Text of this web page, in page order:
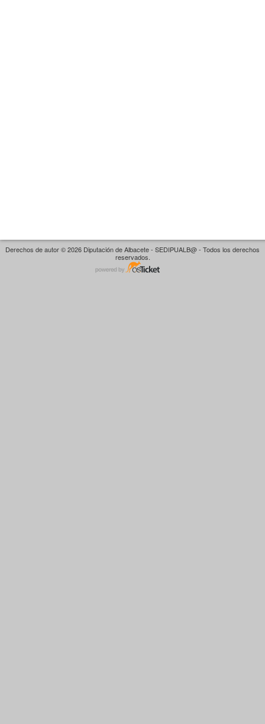
Derechos de autor © 2026 Diputación de Albacete - SEDIPUALB@ - Todos los derechos
reservados.